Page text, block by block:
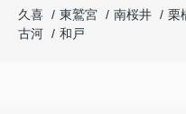
久喜
東鷲宮 南桜井 栗
古河
和戸